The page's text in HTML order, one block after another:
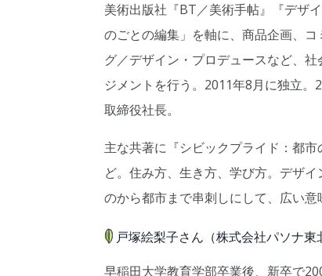
美術出版社『BT／美術手帖』『デザ
のごとの編集」を軸に、商品企画、
グ／デザイン・プロデュースなど、
ジメントを行う。2011年8月に独立
取締役社長。
主な共著に『シビックプライド：都
ど。住み方、生き方、学び方。デザ
のから都市まで串刺しにして、広い意
戸塚絵梨子さん（株式会社パソナ
早稲田大学教育学部卒業後、新卒で